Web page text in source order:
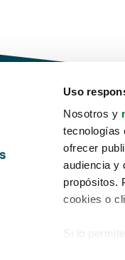
Uso
Nosotros y
tecnologías
ofrecer
audiencia y
propósitos.
cookies o
Si lo
futuro,